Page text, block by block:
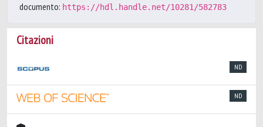
documento: https://hdl.handle.net/10281/582783
Citazioni
ND
ND